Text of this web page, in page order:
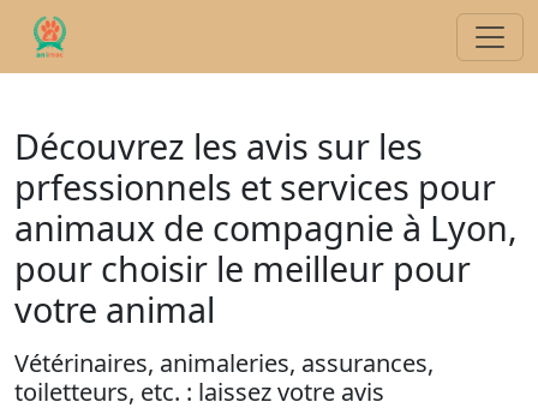
Découvrez les avis sur les
prfessionnels et services pour
animaux de compagnie à Lyon,
pour choisir le meilleur pour
votre animal
Vétérinaires, animaleries, assurances,
toiletteurs, etc. : laissez votre avis